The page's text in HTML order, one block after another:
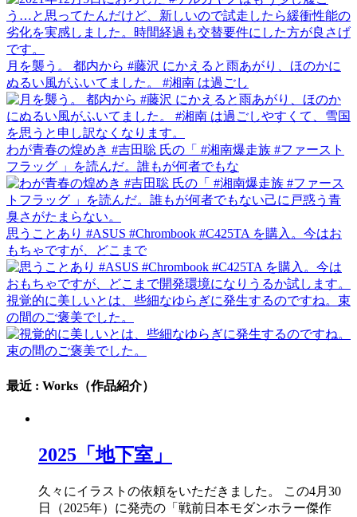
月を襲う。 都内から #藤沢 にかえると雨あがり、ほのかに
ぬるい風がふいてました。 #湘南 は過ごし
わが青春の煌めき #吉田聡 氏の「 #湘南爆走族 #ファースト
フラッグ 」を読んだ。誰もが何者でもな
思うことあり #ASUS #Chrombook #C425TA を購入。今はお
もちゃですが、どこまで
視覚的に美しいとは、些細なゆらぎに発生するのですね。束
の間のご褒美でした。
最近 : Works（作品紹介）
2025「地下室」
久々にイラストの依頼をいただきました。 この4月30
日（2025年）に発売の「戦前日本モダンホラー傑作